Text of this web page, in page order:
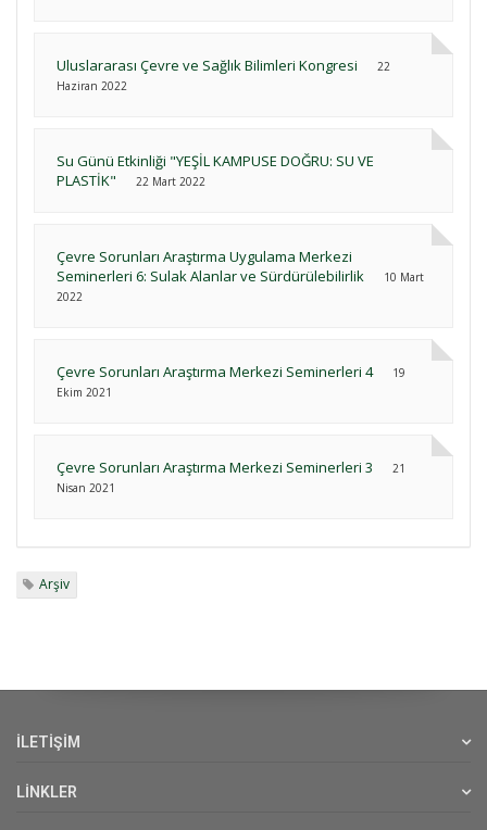
Uluslararası Çevre ve Sağlık Bilimleri Kongresi
22
Haziran 2022
Su Günü Etkinliği "YEŞİL KAMPUSE DOĞRU: SU VE
PLASTİK"
22 Mart 2022
Çevre Sorunları Araştırma Uygulama Merkezi
Seminerleri 6: Sulak Alanlar ve Sürdürülebilirlik
10 Mart
2022
Çevre Sorunları Araştırma Merkezi Seminerleri 4
19
Ekim 2021
Çevre Sorunları Araştırma Merkezi Seminerleri 3
21
Nisan 2021
Arşiv
İLETİŞİM
LİNKLER